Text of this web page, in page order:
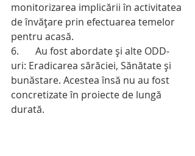
monitorizarea implicării în activitatea
de învățare prin efectuarea temelor
pentru acasă.
6.	Au fost abordate și alte ODD-
uri: Eradicarea sărăciei, Sănătate și
bunăstare. Acestea însă nu au fost
concretizate în proiecte de lungă
durată.